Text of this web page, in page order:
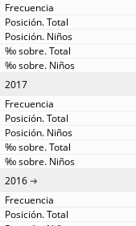
2017
2016